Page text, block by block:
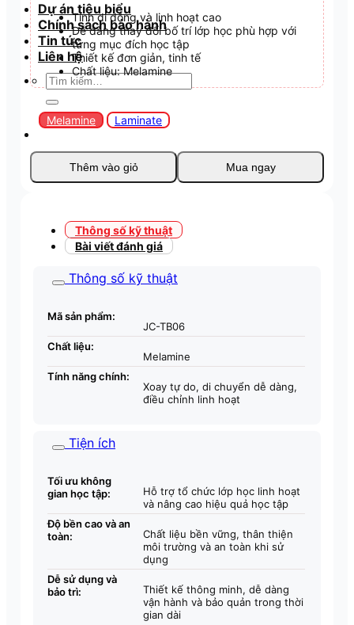
Dự án tiêu biểu
Chính sách bảo hành
Tin tức
Liên hệ
Tìm
Tính di động và linh hoạt cao
Dễ dàng thay đổi bố trí lớp học phù hợp với
từng mục đích học tập
Thiết kế đơn giản, tinh tế
Chất liệu: Melamine
Melamine Laminate
Thêm vào giỏ Mua ngay
Thông số kỹ thuật
Bài viết đánh giá
Thông số kỹ thuật
Mã sản phẩm:
JC-TB06
Chất liệu:
Melamine
Tính năng chính:
Xoay tự do, di chuyển dễ dàng,
điều chỉnh linh hoạt
Tiện ích
Tối ưu không
gian học tập:
Hỗ trợ tổ chức lớp học linh hoạt
và nâng cao hiệu quả học tập
Độ bền cao và an
toàn:
Chất liệu bền vững, thân thiện
môi trường và an toàn khi sử
dụng
Dễ sử dụng và
bảo trì:
Thiết kế thông minh, dễ dàng
vận hành và bảo quản trong thời
gian dài